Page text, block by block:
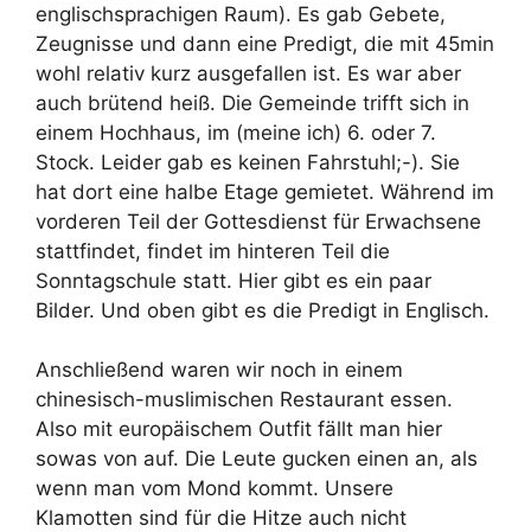
englischsprachigen Raum). Es gab Gebete,
Zeugnisse und dann eine Predigt, die mit 45min
wohl relativ kurz ausgefallen ist. Es war aber
auch brütend heiß. Die Gemeinde trifft sich in
einem Hochhaus, im (meine ich) 6. oder 7.
Stock. Leider gab es keinen Fahrstuhl;-). Sie
hat dort eine halbe Etage gemietet. Während im
vorderen Teil der Gottesdienst für Erwachsene
stattfindet, findet im hinteren Teil die
Sonntagschule statt. Hier gibt es ein paar
Bilder. Und oben gibt es die Predigt in Englisch.
Anschließend waren wir noch in einem
chinesisch-muslimischen Restaurant essen.
Also mit europäischem Outfit fällt man hier
sowas von auf. Die Leute gucken einen an, als
wenn man vom Mond kommt. Unsere
Klamotten sind für die Hitze auch nicht